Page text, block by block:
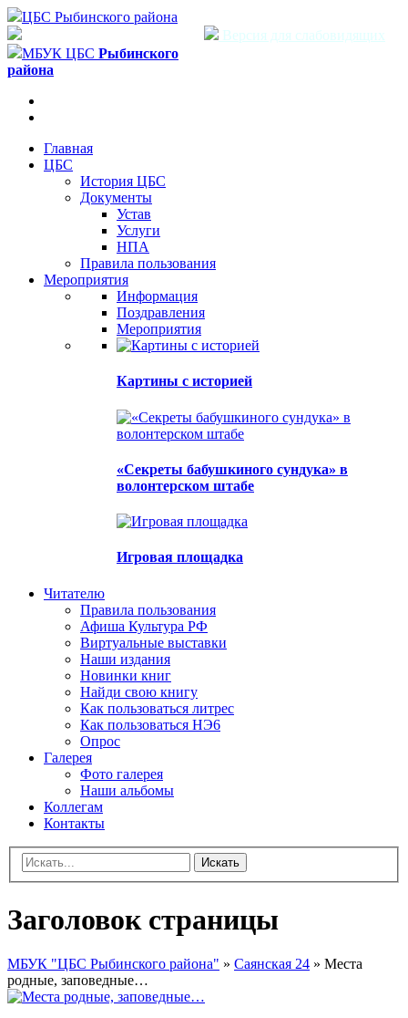
ЦБС Рыбинского района
Версия для слабовидящих
МБУК ЦБС Рыбинского
района
Главная
ЦБС
История ЦБС
Документы
Устав
Услуги
НПА
Правила пользования
Мероприятия
Информация
Поздравления
Мероприятия
Картины с историей
«Секреты бабушкиного сундука» в
волонтерском штабе
Игровая площадка
Читателю
Правила пользования
Афиша Культура РФ
Виртуальные выставки
Наши издания
Новинки книг
Найди свою книгу
Как пользоваться литрес
Как пользоваться НЭ6
Опрос
Галерея
Фото галерея
Наши альбомы
Коллегам
Контакты
Искать
Заголовок страницы
МБУК "ЦБС Рыбинского района" » Саянская 24 » Места
родные, заповедные…